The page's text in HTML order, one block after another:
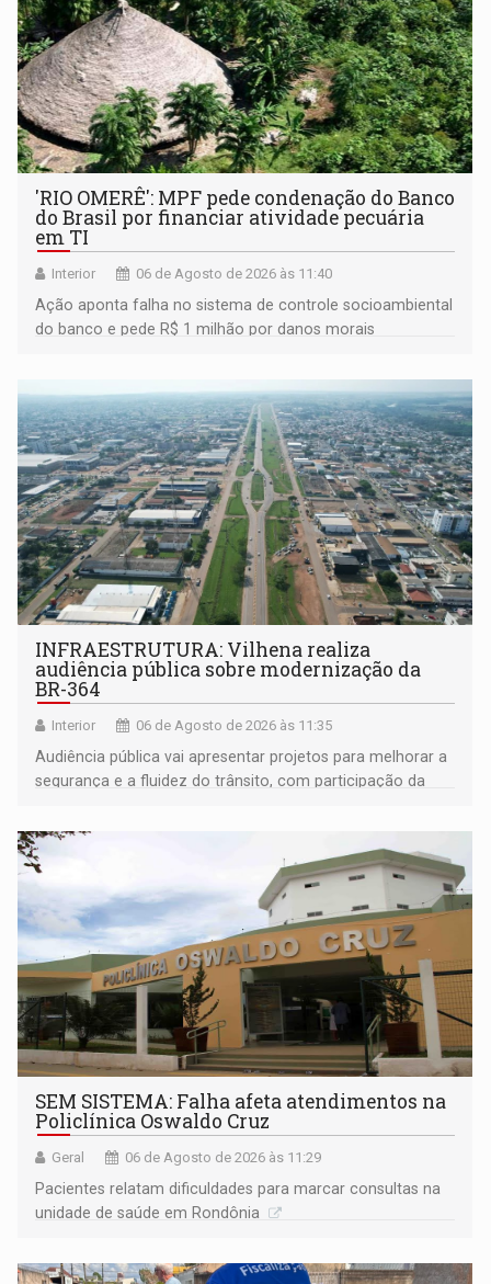
'RIO OMERÊ': MPF pede condenação do Banco
do Brasil por financiar atividade pecuária
em TI
Interior 06 de Agosto de 2026 às 11:40
Ação aponta falha no sistema de controle socioambiental
do banco e pede R$ 1 milhão por danos morais
INFRAESTRUTURA: Vilhena realiza
audiência pública sobre modernização da
BR-364
Interior 06 de Agosto de 2026 às 11:35
Audiência pública vai apresentar projetos para melhorar a
segurança e a fluidez do trânsito, com participação da
SEM SISTEMA: Falha afeta atendimentos na
Policlínica Oswaldo Cruz
Geral 06 de Agosto de 2026 às 11:29
Pacientes relatam dificuldades para marcar consultas na
unidade de saúde em Rondônia